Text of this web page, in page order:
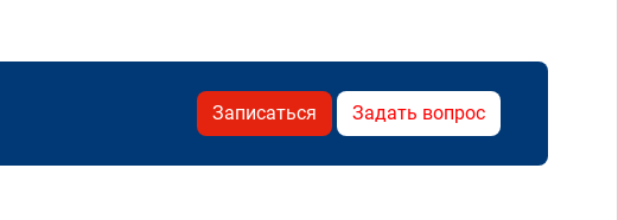
Записаться Задать вопрос